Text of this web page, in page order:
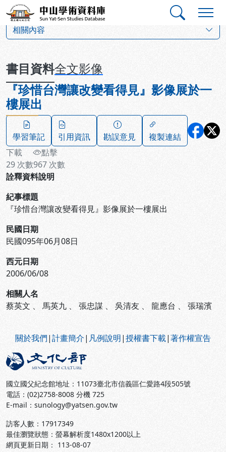
跳到主要內容
中山學術資料庫
相關內容
書目資料全文影像
『珍惜台灣讓改變看得見』影像展於一
樓展出
學習筆記 引用資訊 勘誤意見
複製連結
下載
29 次數
點擊
967 次數
詮釋資料說明
紀事標題
『珍惜台灣讓改變看得見』影像展於一樓展出
民國日期
民國095年06月08日
西元日期
2006/06/08
相關人名
蔡英文 、 馬英九 、 張忠謀 、 吳清友 、 龍應台 、 張瑞濱
關於我們|計畫簡介| 凡例說明|授權書下載|著作權宣告
國立國父紀念館地址：11073臺北市信義區仁愛路4段505號
電話：(02)2758-8008 分機 725
E-mail：sunology@yatsen.gov.tw
訪客人數： 17917349
最佳瀏覽狀態：螢幕解析度1480x1200以上
網頁更新日期： 113-08-07